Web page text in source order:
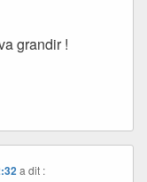
grandir !
a dit :